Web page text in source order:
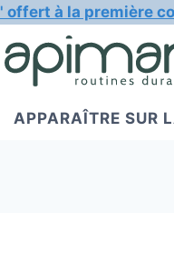
offert à la première
APPARAÎTRE SUR